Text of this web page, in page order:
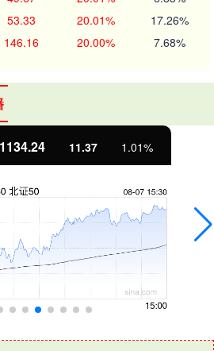
53.33 20.01% 17.26%
146.16 20.00% 7.68%
1134.24 11.37 1.01%